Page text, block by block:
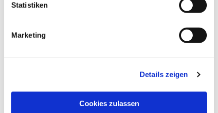
Statistiken
Marketing
Details zeigen
Cookies zulassen